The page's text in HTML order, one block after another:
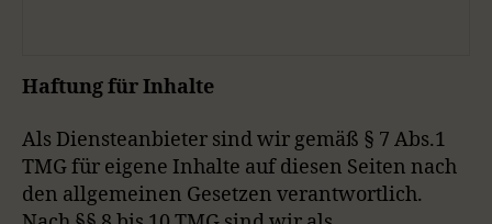
Haftung für Inhalte
Als Diensteanbieter sind wir gemäß § 7 Abs.1
TMG für eigene Inhalte auf diesen Seiten nach
den allgemeinen Gesetzen verantwortlich.